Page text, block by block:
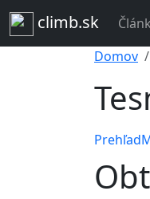
climb.sk
Domov
Prehľad